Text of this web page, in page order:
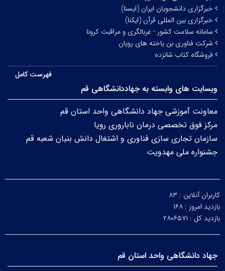
خبرگزاری دانشجویان ایران (ایسنا)
خبرگزاری بین المللی قرآن (ایکنا)
سامانه سلامت کشور - غربالگری و مراقبت کرونا
شرکت فناوری بن یاخته های رویان
فروشگاه کتاب شانزده
فهرست کامل
وبسایت های وابسته به جهاددانشگاهی قم
معاونت آموزشی جهاد دانشگاهی واحد استان قم
مرکز فوق تخصصی درمان ناباروری رویا
سازمان تجاری سازی فناوری و اشتغال دانش بنیان شعبه قم
جشنواره ملی مهدویت
کاربران آنلاین : ۸۳
بازدید امروز : ۱۶۸
بازدید کل : ۲۸۰۶۵۷۱
جهاد دانشگاهی واحد استان قم